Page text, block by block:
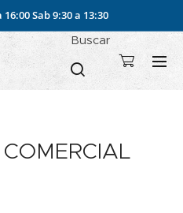
16:00Sab 9:30 a 13:30
Buscar